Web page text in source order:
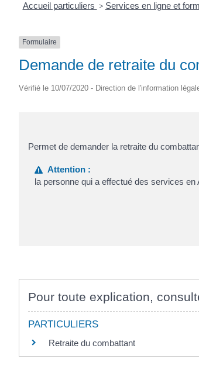
Accueil particuliers > Services en ligne et
Formulaire
Demande de retraite du
Vérifié le 10/07/2020 - Direction de l'information
Permet de demander la retraite du
Attention :
la personne qui a effectué des services en
Pour toute explication,
PARTICULIERS
Retraite du combattant